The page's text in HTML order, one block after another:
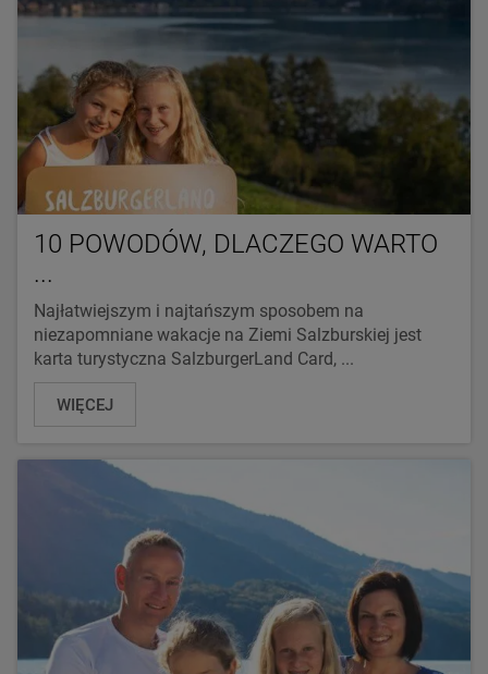
10 POWODÓW, DLACZEGO WARTO
...
Najłatwiejszym i najtańszym sposobem na
niezapomniane wakacje na Ziemi Salzburskiej jest
karta turystyczna SalzburgerLand Card, ...
WIĘCEJ